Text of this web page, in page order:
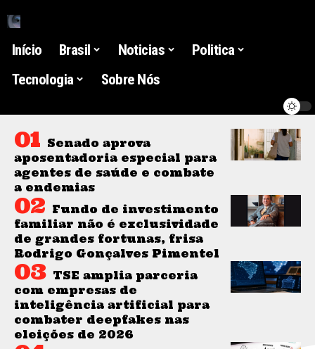
Início Brasil Noticias
Politica
Tecnologia
Sobre Nós
Senado aprova
aposentadoria especial para
agentes de saúde e combate
a endemias
Fundo de investimento
familiar não é exclusividade
de grandes fortunas, frisa
Rodrigo Gonçalves Pimentel
TSE amplia parceria
com empresas de
inteligência artificial para
combater deepfakes nas
eleições de 2026